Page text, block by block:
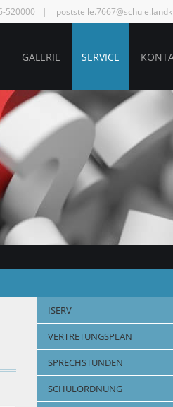
520000
GALERIE SERVICE
ISERV
VERTRETUNGSPLAN
SPRECHSTUNDEN
SCHULORDNUNG